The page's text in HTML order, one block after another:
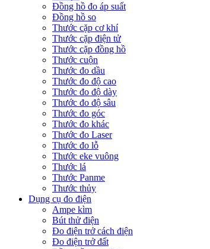
Đồng hồ đo áp suất
Đồng hồ so
Thước cặp cơ khí
Thước cặp điện tử
Thước cặp đồng hồ
Thước cuộn
Thước đo dầu
Thước đo độ cao
Thước đo độ dày
Thước đo độ sâu
Thước đo góc
Thước đo khác
Thước đo Laser
Thước đo lỗ
Thước eke vuông
Thước lá
Thước Panme
Thước thủy
Dụng cụ đo điện
Ampe kìm
Bút thử điện
Đo điện trở cách điện
Đo điện trở đất